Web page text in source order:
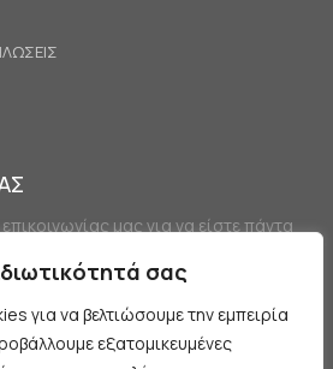
σας
για να βελτιώσουμε την εμπειρία
εξατομικευμένες
μας για να είστε πάντα